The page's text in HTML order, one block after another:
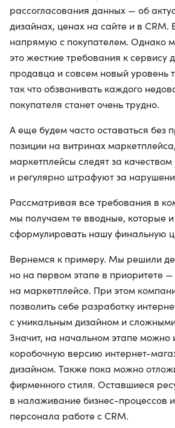
рассогласования данных — об
дизайнах, ценах на сайте и в CRM.
напрямую с покупателем. Однако
это жесткие требования к сервису
продавца и совсем новый уровень
так что обзванивать каждого
покупателя станет очень трудно.
А еще будем часто оставаться без
позиции на витринах
маркетплейсы следят за качеством
и регулярно штрафуют за
Рассматривая все требования в
мы получаем те вводные, которые
сформулировать нашу финальную
Вернемся к примеру. Мы решили
но на первом этапе в приоритете
на маркетплейсе. При этом
позволить себе разработку
с уникальным дизайном и
Значит, на начальном этапе можно
коробочную версию интернет-
дизайном. Также пока можно
фирменного стиля. Оставшиеся
в налаживание бизнес-процессов
персонала работе с CRM.